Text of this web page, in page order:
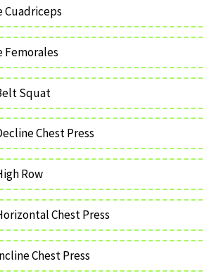
Cuadriceps
Femorales
Squat
Chest Press
Row
Chest Press
Chest Press